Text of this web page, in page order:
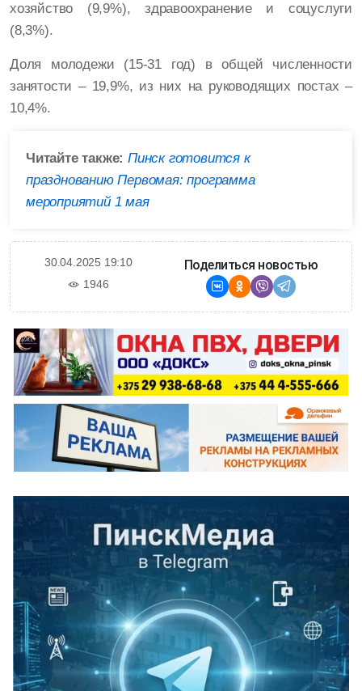
хозяйство (9,9%), здравоохранение и соцуслуги
(8,3%).
Доля молодежи (15-31 год) в общей численности
занятости – 19,9%, из них на руководящих постах –
10,4%.
Читайте также: Пинск готовится к
празднованию Первомая: программа
мероприятий 1 мая
30.04.2025 19:10
1946
Поделиться новостью